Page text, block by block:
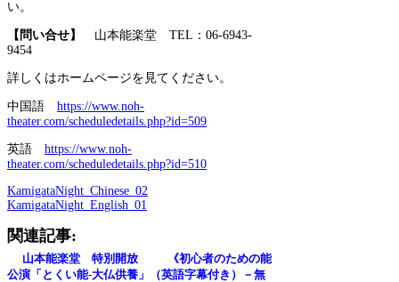
い。
【問い合せ】 山本能楽堂
TEL：06-6943-
9454
詳しくはホームページを見てください。
中国語 https://www.noh-
theater.com/scheduledetails.php?id=509
英語 https://www.noh-
theater.com/scheduledetails.php?id=510
KamigataNight_Chinese_02
KamigataNight_English_01
関連記事:
山本能楽堂 特別開放
《初心者のための能
公演「とくい能-大仏供養」（英語字幕付き）－無